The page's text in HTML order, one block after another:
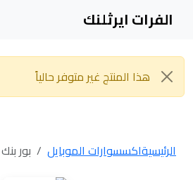
الفرات ايرثلنك
هذا المنتج غير متوفر حالياً
الرئيسيةاكسسوارات الموبايل بور بنك P60